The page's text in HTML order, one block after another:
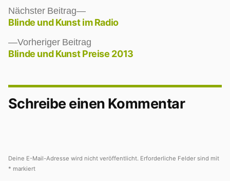
Beitragsnavigation
Vorheriger Beitrag
Beitrag:
Blinde und Kunst Preise 2013
Nächster Beitrag
Nächster
Beitrag:
Blinde und Kunst im Radio
Schreibe einen Kommentar
Deine E-Mail-Adresse wird nicht veröffentlicht. Erforderliche Felder sind mit
* markiert